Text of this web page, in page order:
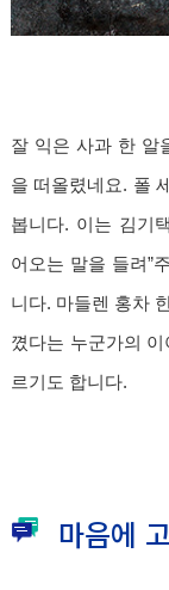
잘 익은 사과 한 알
을 떠올렸네요. 폴
봅니다. 이는 김기
어오는 말을 들려”
니다. 마들렌 홍차
꼈다는 누군가의
르기도 합니다.
마음에